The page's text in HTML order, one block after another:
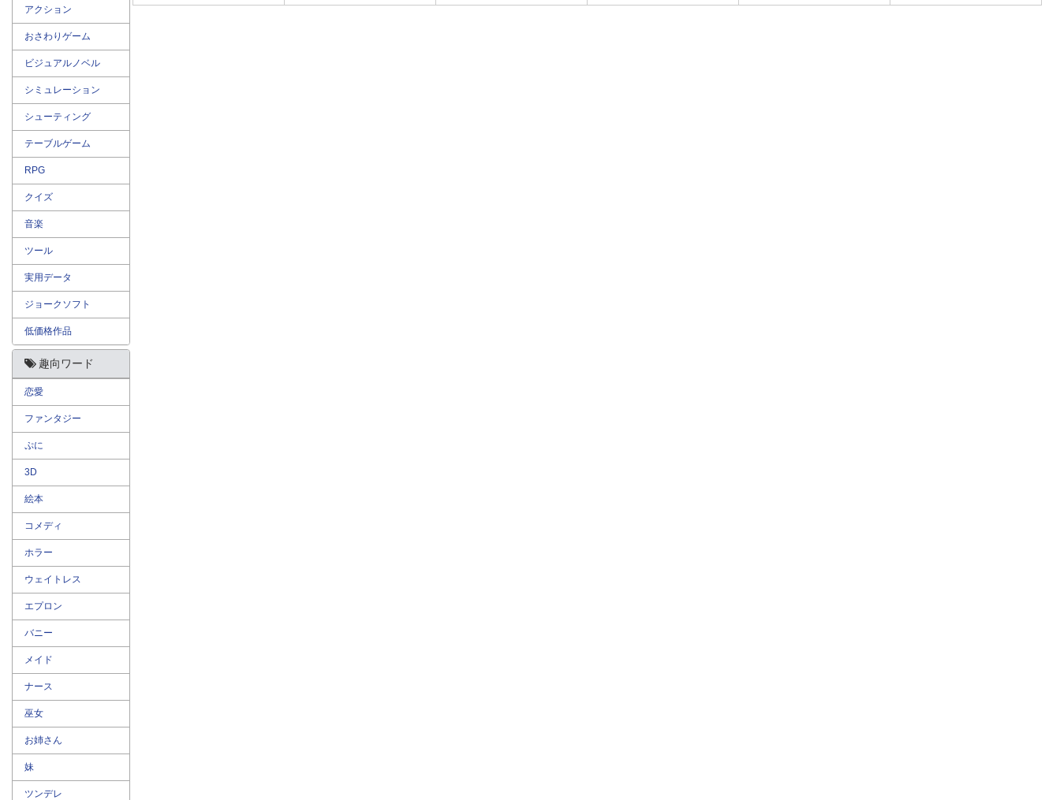
アクション
おさわりゲーム
ビジュアルノベル
シミュレーション
シューティング
テーブルゲーム
RPG
クイズ
音楽
ツール
実用データ
ジョークソフト
低価格作品
趣向ワード
恋愛
ファンタジー
ぷに
3D
絵本
コメディ
ホラー
ウェイトレス
エプロン
バニー
メイド
ナース
巫女
お姉さん
妹
ツンデレ